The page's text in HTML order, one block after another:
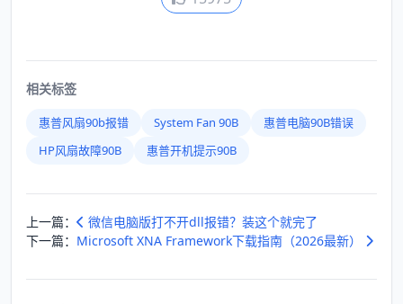
相关标签
惠普风扇90b报错 System Fan 90B
惠普电脑90B错误
HP风扇故障90B
惠普开机提示90B
上一篇：
微信电脑版打不开dll报错？装这个就完了
下一篇： Microsoft XNA Framework下载指南（2026最新）